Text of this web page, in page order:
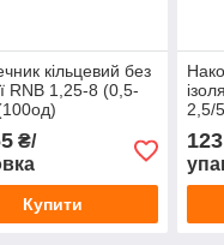
кільцевий без
RNB 1,25-8 (0,5-
₴/
Купити
2,5/